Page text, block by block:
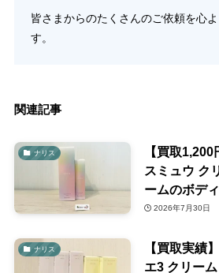
皆さまからのたくさんのご依頼を心
す。
関連記事
ナリス
【買取
スミュウ ク
ームのボデ
2026年7月30日
ナリス
【買取実績
エ3 クリー